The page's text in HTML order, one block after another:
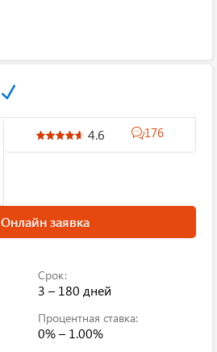
4.6 176
Онлайн заявка
Срок:
3 – 180 дней
Процентная ставка:
0% – 1.00%